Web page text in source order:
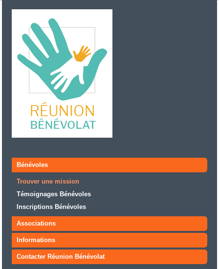
Bénévoles
Trouver une mission
Témoignages Bénévoles
Inscriptions Bénévoles
Associations
Informations
Contacter Réunion Bénévolat